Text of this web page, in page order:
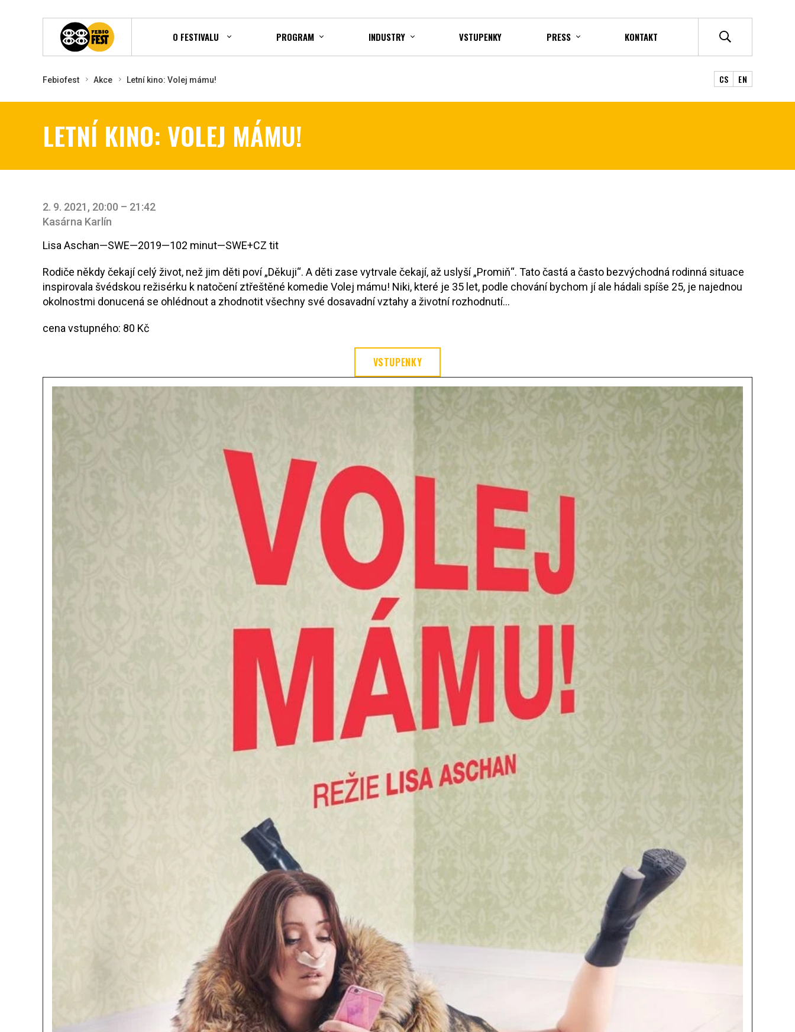
O FESTIVALU PROGRAM INDUSTRY VSTUPENKY PRESS KONTAKT
Febiofest Akce Letní kino: Volej mámu! CS EN
LETNÍ KINO: VOLEJ MÁMU!
2. 9. 2021, 20:00 – 21:42
Kasárna Karlín
Lisa Aschan—SWE—2019—102 minut—SWE+CZ tit
Rodiče někdy čekají celý život, než jim děti poví „Děkuji“. A děti zase vytrvale čekají, až uslyší „Promiň“. Tato častá a často bezvýchodná rodinná situace
inspirovala švédskou režisérku k natočení ztřeštěné komedie Volej mámu! Niki, které je 35 let, podle chování bychom jí ale hádali spíše 25, je najednou
okolnostmi donucená se ohlédnout a zhodnotit všechny své dosavadní vztahy a životní rozhodnutí...
cena vstupného: 80 Kč
VSTUPENKY